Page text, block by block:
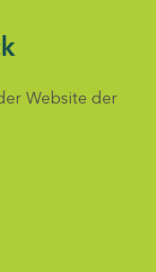
Website der
auswählen